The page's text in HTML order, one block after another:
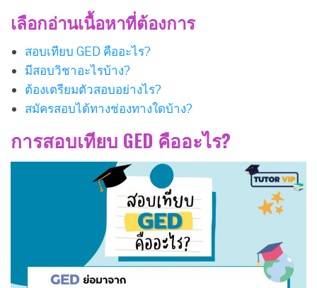
เลือกอ่านเนื้อหาที่ต้องการ
สอบเทียบ GED คืออะไร?
มีสอบวิชาอะไรบ้าง?
ต้องเตรียมตัวสอบอย่างไร?
สมัครสอบได้ทางช่องทางใดบ้าง?
การสอบเทียบ GED คืออะไร?